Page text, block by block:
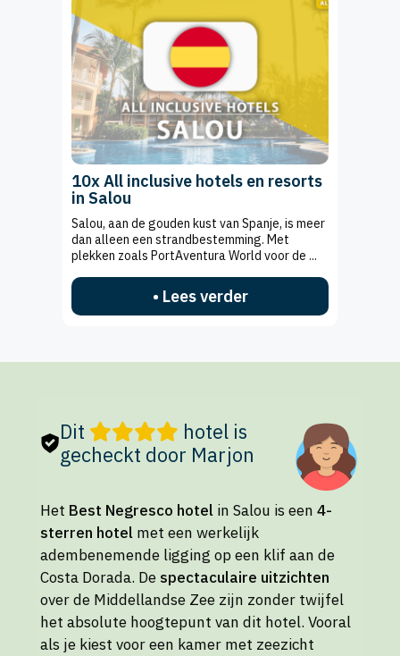
10x All inclusive hotels en resorts
in Salou
Salou, aan de gouden kust van Spanje, is meer
dan alleen een strandbestemming. Met
plekken zoals PortAventura World voor de ...
• Lees verder
Dit
hotel is
gecheckt door Marjon
Het Best Negresco hotel in Salou is een 4-
sterren hotel met een werkelijk
adembenemende ligging op een klif aan de
Costa Dorada. De spectaculaire uitzichten
over de Middellandse Zee zijn zonder twijfel
het absolute hoogtepunt van dit hotel. Vooral
als je kiest voor een kamer met zeezicht